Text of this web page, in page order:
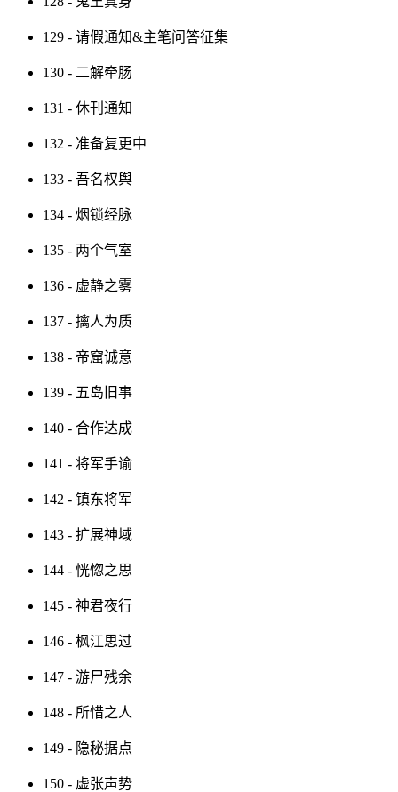
129 - 请假通知&主笔问答征集
130 - 二解牵肠
131 - 休刊通知
132 - 准备复更中
133 - 吾名权舆
134 - 烟锁经脉
135 - 两个气室
136 - 虚静之雾
137 - 擒人为质
138 - 帝窟诚意
139 - 五岛旧事
140 - 合作达成
141 - 将军手谕
142 - 镇东将军
143 - 扩展神域
144 - 恍惚之思
145 - 神君夜行
146 - 枫江思过
147 - 游尸残余
148 - 所惜之人
149 - 隐秘据点
150 - 虚张声势